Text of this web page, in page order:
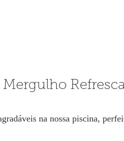
na nossa piscina,